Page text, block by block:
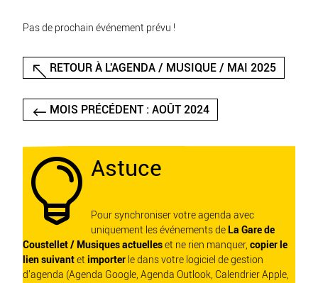
Pas de prochain événement prévu !
RETOUR À L'AGENDA / MUSIQUE / MAI 2025
MOIS PRÉCÉDENT : AOÛT 2024
 Astuce
Pour synchroniser votre agenda avec
uniquement les événements de La Gare de
Coustellet / Musiques actuelleset ne rien manquer, copier le
lien suivantet importer le dans votre logiciel de gestion
d'agenda (Agenda Google, Agenda Outlook, Calendrier Apple,